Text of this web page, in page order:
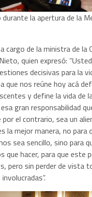
durante la apertura de la
cargo de la ministra de la
quien expresó:
decisivas para la
que nos reúne hoy acá
y define la vida de
gran responsabilidad
por el contrario, sea un
la mejor manera, no para
sea sencillo, sino para
que hacer, para que este
pero sin perder de vista